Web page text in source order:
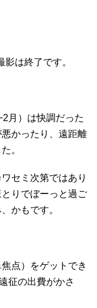
は終了です。
月）は快調だった
かったり、遠距離
。
セミ次第ではあり
りでぼーっと過ご
かもです。
点）をゲットでき
征の出費がかさ